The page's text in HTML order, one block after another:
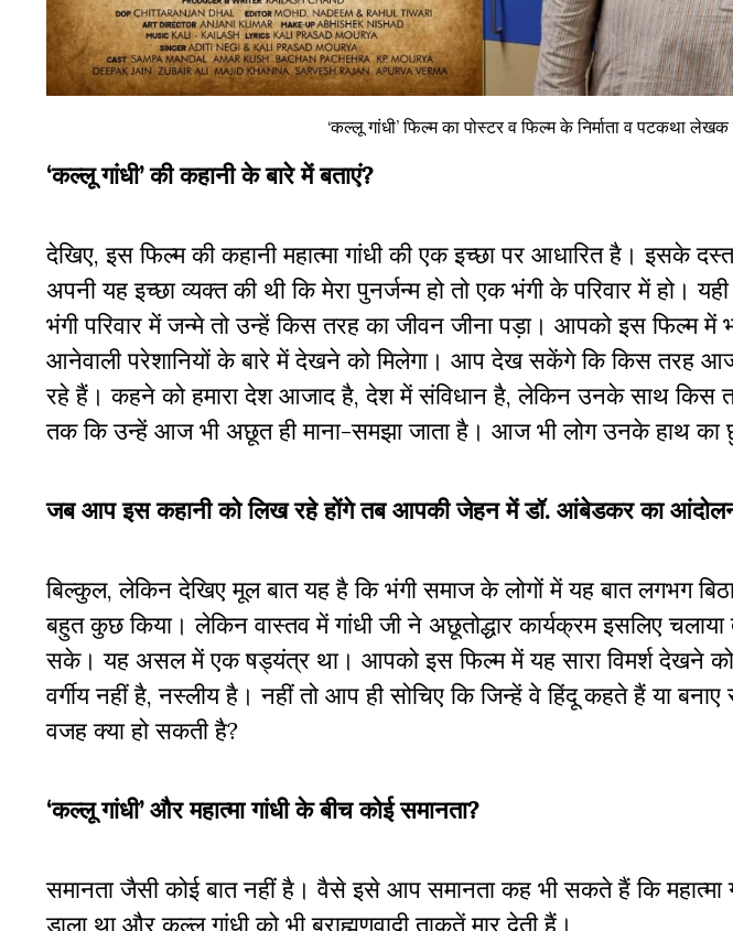
‘कल्लू गांधी’ फिल्म का पोस्टर व फिल्म के निर्माता व पटकथा
‘कल्लू गांधी’ की कहानी के बारे में बताएं?
देखिए, इस फिल्म की कहानी महात्मा गांधी की एक इच्छा पर आधारित है। इसके
अपनी यह इच्छा व्यक्त की थी कि मेरा पुनर्जन्म हो तो एक भंगी के परिवार में हो।
भंगी परिवार में जन्मे तो उन्हें किस तरह का जीवन जीना पड़ा। आपको इस फिल्म में
आनेवाली परेशानियों के बारे में देखने को मिलेगा। आप देख सकेंगे कि किस तरह
रहे हैं। कहने को हमारा देश आजाद है, देश में संविधान है, लेकिन उनके साथ किस
तक कि उन्हें आज भी अछूत ही माना-समझा जाता है। आज भी लोग उनके हाथ का
जब आप इस कहानी को लिख रहे होंगे तब आपकी जेहन में डॉ. आंबेडकर का आंदोलन
बिल्कुल, लेकिन देखिए मूल बात यह है कि भंगी समाज के लोगों में यह बात लगभग बिठा
बहुत कुछ किया। लेकिन वास्तव में गांधी जी ने अछूतोद्धार कार्यक्रम इसलिए चलाया
सके। यह असल में एक षड्यंत्र था। आपको इस फिल्म में यह सारा विमर्श देखने
वर्गीय नहीं है, नस्लीय है। नहीं तो आप ही सोचिए कि जिन्हें वे हिंदू कहते हैं या
वजह क्या हो सकती है?
‘कल्लू गांधी’ और महात्मा गांधी के बीच कोई समानता?
समानता जैसी कोई बात नहीं है। वैसे इसे आप समानता कह भी सकते हैं कि महात्मा
डाला था और कल्लू गांधी को भी ब्राह्मणवादी ताकतें मार देती हैं।